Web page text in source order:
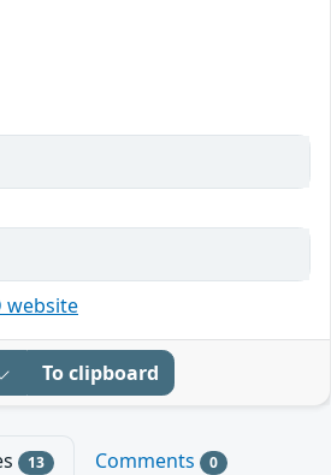
website
To clipboard
13 Comments 0